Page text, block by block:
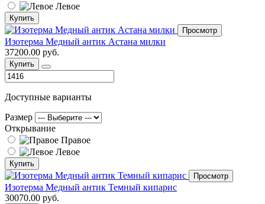
Левое
Купить
Просмотр
Изотерма Медный антик Астана милки
37200.00 руб.
Купить
Доступные варианты
Размер
Открывание
Правое
Левое
Купить
Просмотр
Изотерма Медный антик Темный кипарис
30070.00 руб.